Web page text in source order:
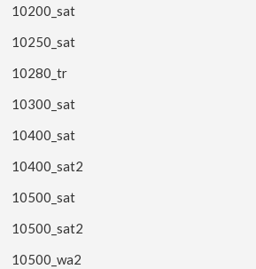
10200_sat
10250_sat
10280_tr
10300_sat
10400_sat
10400_sat2
10500_sat
10500_sat2
10500_wa2